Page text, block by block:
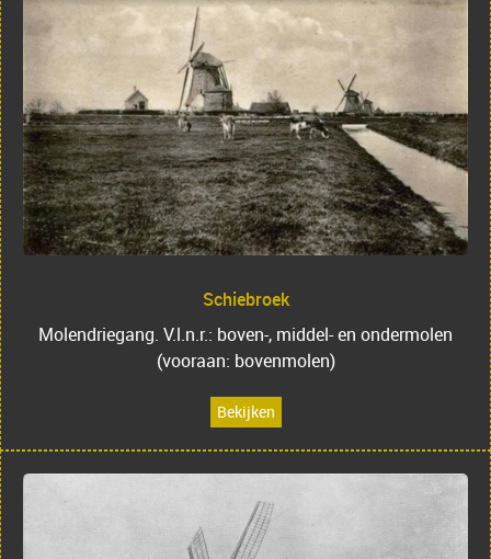
Schiebroek
Molendriegang. V.l.n.r.: boven-, middel- en ondermolen
(vooraan: bovenmolen)
Bekijken